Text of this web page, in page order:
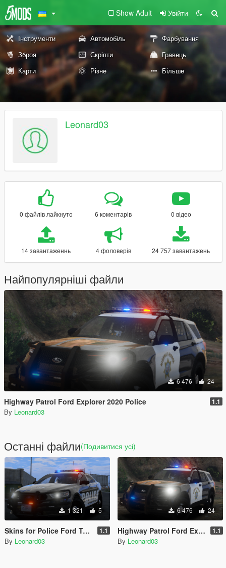
Show Adult Увійти
Інструменти Автомобіль
Фарбування
Зброя
Скріпти
Гравець
Карти
Різне Більше
Leonard03
0 файлів лайкнуто 6 коментарів 0 відео
14 завантаженнь 4 фоловерів 24 757 завантажень
Найпопулярніші файли
6 476 24
Highway Patrol Ford Explorer 2020 Police 1.1
By Leonard03
Останні файли(Подивитися усі)
1 321 5
Skins for Police Ford Taurus 2016 Interceptor 1.1
By Leonard03
6 476 24
Highway Patrol Ford Explorer 2020 Police 1.1
By Leonard03